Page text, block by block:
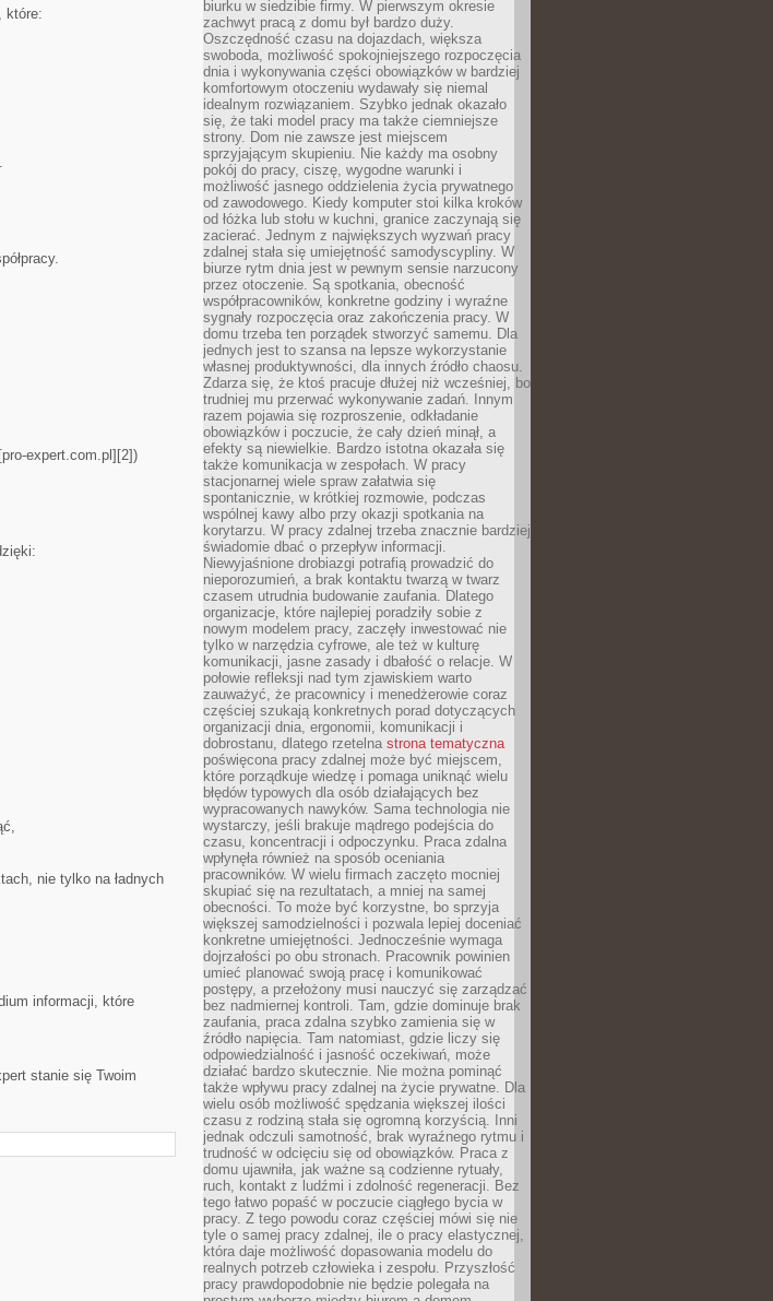
które:
expert.com.pl][2])
nie tylko na ładnych
informacji, które
stanie się Twoim
biurku w siedzibie firmy. W pierwszym okresie
zachwyt pracą z domu był bardzo duży.
Oszczędność czasu na dojazdach, większa
swoboda, możliwość spokojniejszego rozpoczęcia
dnia i wykonywania części obowiązków w bardziej
komfortowym otoczeniu wydawały się niemal
idealnym rozwiązaniem. Szybko jednak okazało
się, że taki model pracy ma także ciemniejsze
strony. Dom nie zawsze jest miejscem
sprzyjającym skupieniu. Nie każdy ma osobny
pokój do pracy, ciszę, wygodne warunki i
możliwość jasnego oddzielenia życia prywatnego
od zawodowego. Kiedy komputer stoi kilka kroków
od łóżka lub stołu w kuchni, granice zaczynają się
zacierać. Jednym z największych wyzwań pracy
zdalnej stała się umiejętność samodyscypliny. W
biurze rytm dnia jest w pewnym sensie narzucony
przez otoczenie. Są spotkania, obecność
współpracowników, konkretne godziny i wyraźne
sygnały rozpoczęcia oraz zakończenia pracy. W
domu trzeba ten porządek stworzyć samemu. Dla
jednych jest to szansa na lepsze wykorzystanie
własnej produktywności, dla innych źródło chaosu.
Zdarza się, że ktoś pracuje dłużej niż wcześniej, bo
trudniej mu przerwać wykonywanie zadań. Innym
razem pojawia się rozproszenie, odkładanie
obowiązków i poczucie, że cały dzień minął, a
efekty są niewielkie. Bardzo istotna okazała się
także komunikacja w zespołach. W pracy
stacjonarnej wiele spraw załatwia się
spontanicznie, w krótkiej rozmowie, podczas
wspólnej kawy albo przy okazji spotkania na
korytarzu. W pracy zdalnej trzeba znacznie bardziej
świadomie dbać o przepływ informacji.
Niewyjaśnione drobiazgi potrafią prowadzić do
nieporozumień, a brak kontaktu twarzą w twarz
czasem utrudnia budowanie zaufania. Dlatego
organizacje, które najlepiej poradziły sobie z
nowym modelem pracy, zaczęły inwestować nie
tylko w narzędzia cyfrowe, ale też w kulturę
komunikacji, jasne zasady i dbałość o relacje. W
połowie refleksji nad tym zjawiskiem warto
zauważyć, że pracownicy i menedżerowie coraz
częściej szukają konkretnych porad dotyczących
organizacji dnia, ergonomii, komunikacji i
dobrostanu, dlatego rzetelna strona tematyczna
poświęcona pracy zdalnej może być miejscem,
które porządkuje wiedzę i pomaga uniknąć wielu
błędów typowych dla osób działających bez
wypracowanych nawyków. Sama technologia nie
wystarczy, jeśli brakuje mądrego podejścia do
czasu, koncentracji i odpoczynku. Praca zdalna
wpłynęła również na sposób oceniania
pracowników. W wielu firmach zaczęto mocniej
skupiać się na rezultatach, a mniej na samej
obecności. To może być korzystne, bo sprzyja
większej samodzielności i pozwala lepiej doceniać
konkretne umiejętności. Jednocześnie wymaga
dojrzałości po obu stronach. Pracownik powinien
umieć planować swoją pracę i komunikować
postępy, a przełożony musi nauczyć się zarządzać
bez nadmiernej kontroli. Tam, gdzie dominuje brak
zaufania, praca zdalna szybko zamienia się w
źródło napięcia. Tam natomiast, gdzie liczy się
odpowiedzialność i jasność oczekiwań, może
działać bardzo skutecznie. Nie można pominąć
także wpływu pracy zdalnej na życie prywatne. Dla
wielu osób możliwość spędzania większej ilości
czasu z rodziną stała się ogromną korzyścią. Inni
jednak odczuli samotność, brak wyraźnego rytmu i
trudność w odcięciu się od obowiązków. Praca z
domu ujawniła, jak ważne są codzienne rytuały,
ruch, kontakt z ludźmi i zdolność regeneracji. Bez
tego łatwo popaść w poczucie ciągłego bycia w
pracy. Z tego powodu coraz częściej mówi się nie
tyle o samej pracy zdalnej, ile o pracy elastycznej,
która daje możliwość dopasowania modelu do
realnych potrzeb człowieka i zespołu. Przyszłość
pracy prawdopodobnie nie będzie polegała na